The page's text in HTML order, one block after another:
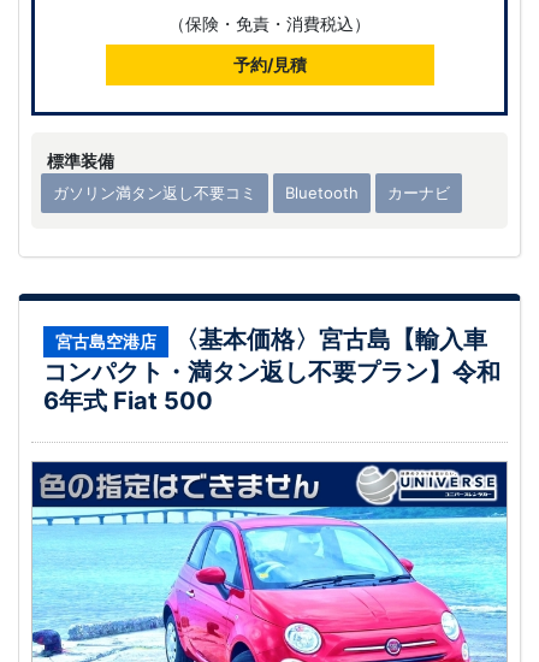
標準装備
ガソリン満タン返し不要コミ Bluetooth カーナビ
（保険・免責・消費税込）
予約/見積
宮古島空港店
〈基本価格〉宮古島【輸入車
コンパクト・満タン返し不要プラン】令和
6年式 Fiat 500